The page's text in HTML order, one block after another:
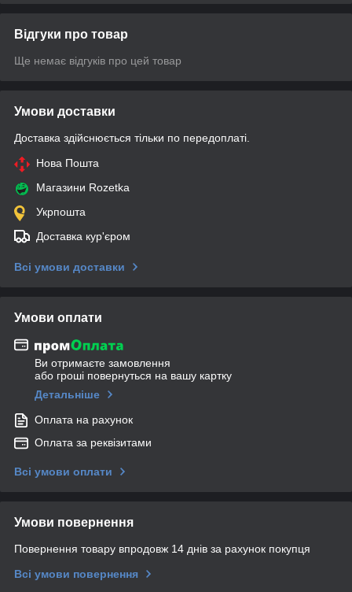
Відгуки про товар
Ще немає відгуків про цей товар
Умови доставки
Доставка здійснюється тільки по передоплаті.
Нова Пошта
Магазини Rozetka
Укрпошта
Доставка кур'єром
Всі умови доставки
Умови оплати
Ви отримаєте замовлення
або гроші повернуться на вашу картку
Детальніше
Оплата на рахунок
Оплата за реквізитами
Всі умови оплати
Умови повернення
Повернення товару впродовж 14 днів за рахунок покупця
Всі умови повернення